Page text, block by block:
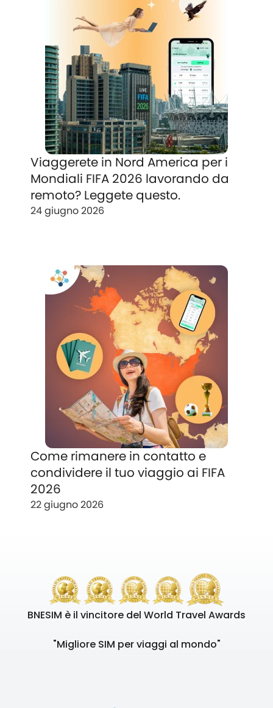
Viaggerete in Nord America per i
Mondiali FIFA 2026 lavorando da
remoto? Leggete questo.
24 giugno 2026
Come rimanere in contatto e
condividere il tuo viaggio ai FIFA
2026
22 giugno 2026
BNESIM è il vincitore del World Travel Awards
"Migliore SIM per viaggi al mondo"